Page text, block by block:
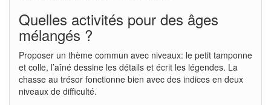
Quelles activités pour des âges
mélangés ?
Proposer un thème commun avec niveaux: le petit tamponne
et colle, l’aîné dessine les détails et écrit les légendes. La
chasse au trésor fonctionne bien avec des indices en deux
niveaux de difficulté.